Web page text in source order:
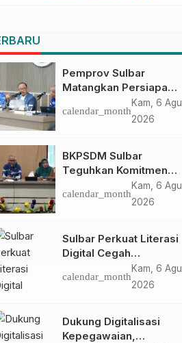
Pemprov Sulbar
Matangkan Persiapan
HUT Ke-81 RI, Puncak
Upacara di Lapangan
calendar_month
Kam, 6 Agu
2026
BKPSDM Sulbar
Teguhkan Komitmen
Pengembangan
Kompetensi ASN
Perjanjian Tugas
Belajar 2026
calendar_month
Kam, 6 Agu
2026
Sulbar Perkuat Literasi
Digital Cegah
Kejahatan Love
Scamming
calendar_month
Kam, 6 Agu
2026
Dukung Digitalisasi
Kepegawaian,